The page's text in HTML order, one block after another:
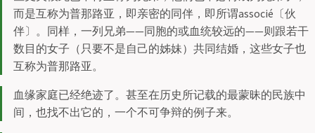
而是互称为普那路亚，即亲密的同伴，即所谓associé〔伙
伴〕。同样，一列兄弟——同胞的或血统较远的——则跟若干
数目的女子（只要不是自己的姊妹）共同结婚，这些女子也
互称为普那路亚。
血缘家庭已经绝迹了。甚至在历史所记载的最蒙昧的民族中
间，也找不出它的，一个不可争辩的例子来。